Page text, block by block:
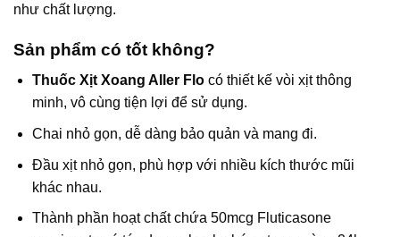
như chất lượng.
Sản phẩm có tốt không?
Thuốc Xịt Xoang Aller Flocó thiết kế vòi xịt thông
minh, vô cùng tiện lợi để sử dụng.
Chai nhỏ gọn, dễ dàng bảo quản và mang đi.
Đầu xịt nhỏ gọn, phù hợp với nhiều kích thước mũi
khác nhau.
Thành phần hoạt chất chứa 50mcg Fluticasone